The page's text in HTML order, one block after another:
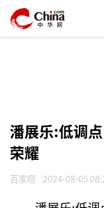
潘展乐:低调
荣耀
百家唠 2024-08-05